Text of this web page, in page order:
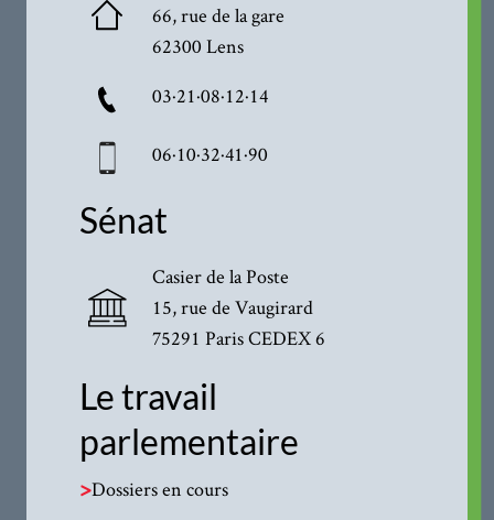
66, rue de la gare
62300 Lens
03·21·08·12·14
06·10·32·41·90
Sénat
Casier de la Poste
15, rue de Vaugirard
75291 Paris CEDEX 6
Le travail
parlementaire
>Dossiers en cours